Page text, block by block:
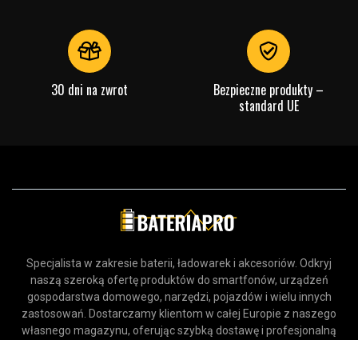
30 dni na zwrot
Bezpieczne produkty –
standard UE
Specjalista w zakresie baterii, ładowarek i akcesoriów. Odkryj
naszą szeroką ofertę produktów do smartfonów, urządzeń
gospodarstwa domowego, narzędzi, pojazdów i wielu innych
zastosowań. Dostarczamy klientom w całej Europie z naszego
własnego magazynu, oferując szybką dostawę i profesjonalną